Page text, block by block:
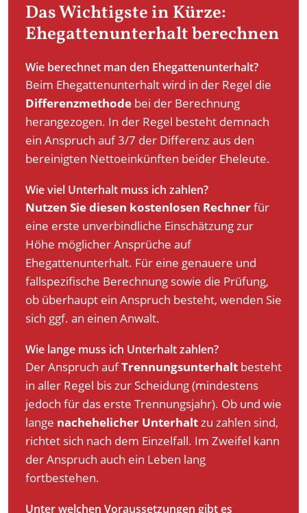
Das Wichtigste in Kürze:
Ehegattenunterhalt berechnen
Wie berechnet man den Ehegattenunterhalt?
Beim Ehegattenunterhalt wird in der Regel die
Differenzmethode bei der Berechnung
herangezogen. In der Regel besteht demnach
ein Anspruch auf 3/7 der Differenz aus den
bereinigten Nettoeinkünften beider Eheleute.
Wie viel Unterhalt muss ich zahlen?
Nutzen Sie diesen kostenlosen Rechnerfür
eine erste unverbindliche Einschätzung zur
Höhe möglicher Ansprüche auf
Ehegattenunterhalt. Für eine genauere und
fallspezifische Berechnung sowie die Prüfung,
ob überhaupt ein Anspruch besteht, wenden Sie
sich ggf. an einen Anwalt.
Wie lange muss ich Unterhalt zahlen?
Der Anspruch aufTrennungsunterhalt besteht
in aller Regel bis zur Scheidung (mindestens
jedoch für das erste Trennungsjahr). Ob und wie
lange nachehelicher Unterhaltzu zahlen sind,
richtet sich nach dem Einzelfall. Im Zweifel kann
der Anspruch auch ein Leben lang
fortbestehen.
Unter welchen Voraussetzungen gibt es